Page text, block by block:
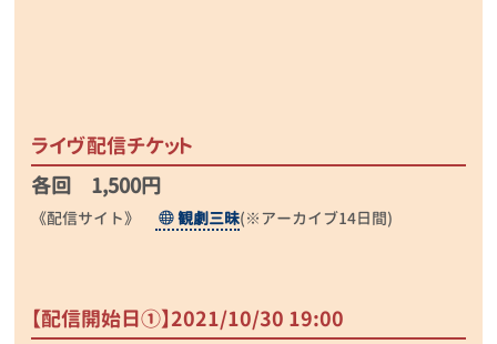
ライヴ配信チケット
各回 1,500円
《配信サイト》 観劇三昧(※アーカイブ14日間)
【配信開始日①】2021/10/30 19:00